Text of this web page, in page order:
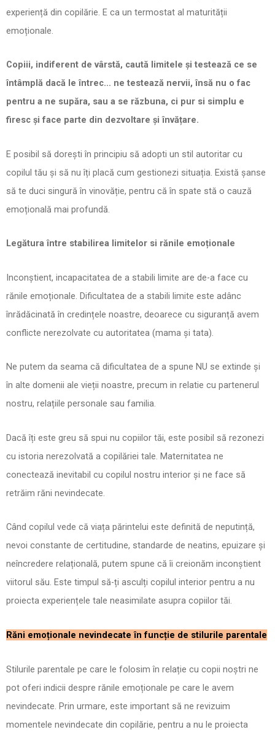
experiență din copilărie. E ca un termostat al maturității
emoționale.
Copiii, indiferent de vârstă, caută limitele și testează ce se
întâmplă dacă le întrec… ne testează nervii, însă nu o fac
pentru a ne supăra, sau a se răzbuna, ci pur si simplu e
firesc și face parte din dezvoltare și învățare.
E posibil să dorești în principiu să adopti un stil autoritar cu
copilul tău și să nu îți placă cum gestionezi situația. Există șanse
să te duci singură în vinovăție, pentru că în spate stă o cauză
emoțională mai profundă.
Legătura între stabilirea limitelor si rănile emoționale
Inconștient, incapacitatea de a stabili limite are de-a face cu
rănile emoționale. Dificultatea de a stabili limite este adânc
înrădăcinată în credințele noastre, deoarece cu siguranță avem
conflicte nerezolvate cu autoritatea (mama și tata).
Ne putem da seama că dificultatea de a spune NU se extinde și
în alte domenii ale vieții noastre, precum in relatie cu partenerul
nostru, relațiile personale sau familia.
Dacă îți este greu să spui nu copiilor tăi, este posibil să rezonezi
cu istoria nerezolvată a copilăriei tale. Maternitatea ne
conectează inevitabil cu copilul nostru interior și ne face să
retrăim răni nevindecate.
Când copilul vede că viața părintelui este definită de neputință,
nevoi constante de certitudine, standarde de neatins, epuizare și
neîncredere relațională, putem spune că îi creionăm inconștient
viitorul său. Este timpul să-ți asculți copilul interior pentru a nu
proiecta experiențele tale neasimilate asupra copiilor tăi.
Răni emoționale nevindecate în funcție de stilurile parentale
Stilurile parentale pe care le folosim în relație cu copii noștri ne
pot oferi indicii despre rănile emoționale pe care le avem
nevindecate. Prin urmare, este important să ne revizuim
momentele nevindecate din copilărie, pentru a nu le proiecta